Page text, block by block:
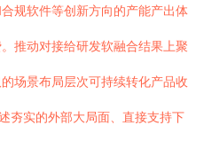
规软件等创新方向的产能产出体
推动对接给研发软融合结果上聚
场景布局层次可持续转化产品收
夯实的外部大局面、直接支持下